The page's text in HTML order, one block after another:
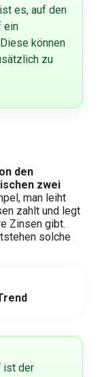
es, auf den
ein
können
zu
den
zwei
man leiht
zahlt und legt
Zinsen gibt.
solche
ist der